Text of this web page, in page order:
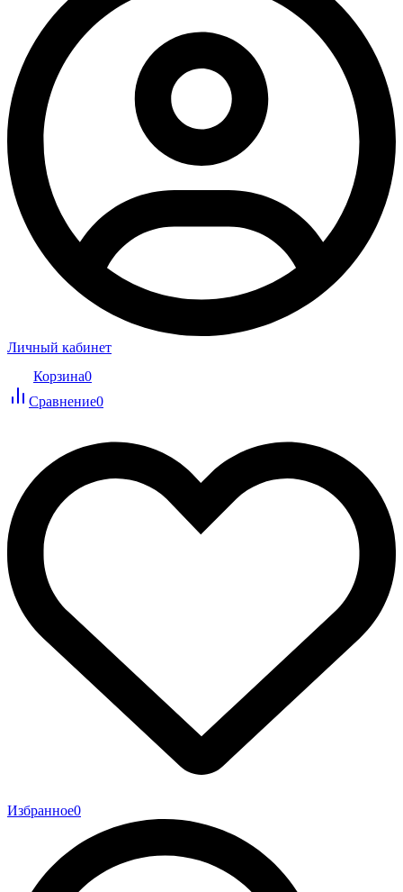
Личный кабинет
Корзина0
Сравнение0
Избранное0